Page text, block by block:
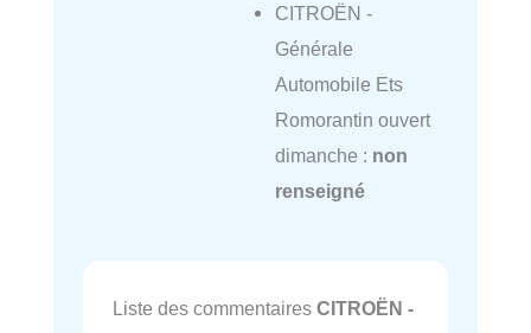
CITROËN -
Générale
Automobile Ets
Romorantin ouvert
dimanche : non
renseigné
Liste des commentaires CITROËN -